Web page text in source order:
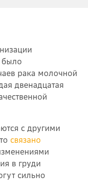
было
рака молочной
двенадцатая
с другими
связано
в груди
сильно